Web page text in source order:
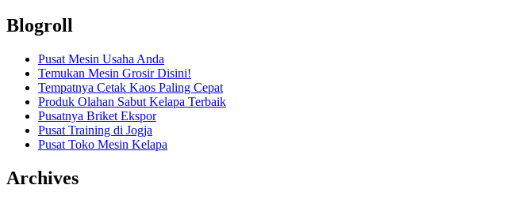
Blogroll
Pusat Mesin Usaha Anda
Temukan Mesin Grosir Disini!
Tempatnya Cetak Kaos Paling Cepat
Produk Olahan Sabut Kelapa Terbaik
Pusatnya Briket Ekspor
Pusat Training di Jogja
Pusat Toko Mesin Kelapa
Archives